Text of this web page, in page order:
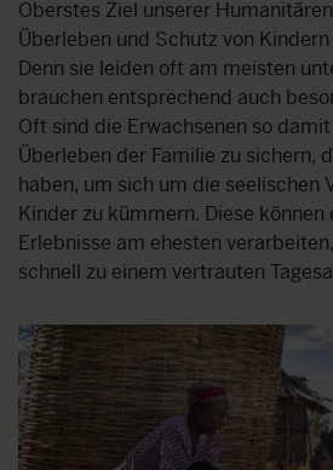
Oberstes Ziel unserer
Überleben und Schutz von
Denn sie leiden oft am meisten
brauchen entsprechend auch
Oft sind die Erwachsenen so
Überleben der Familie zu sichern,
haben, um sich um die seelischen
Kinder zu kümmern. Diese
Erlebnisse am ehesten
schnell zu einem vertrauten